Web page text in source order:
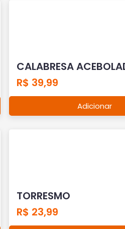
CALABRESA
R$ 39,99
Adicionar
TORRESMO
R$ 23,99